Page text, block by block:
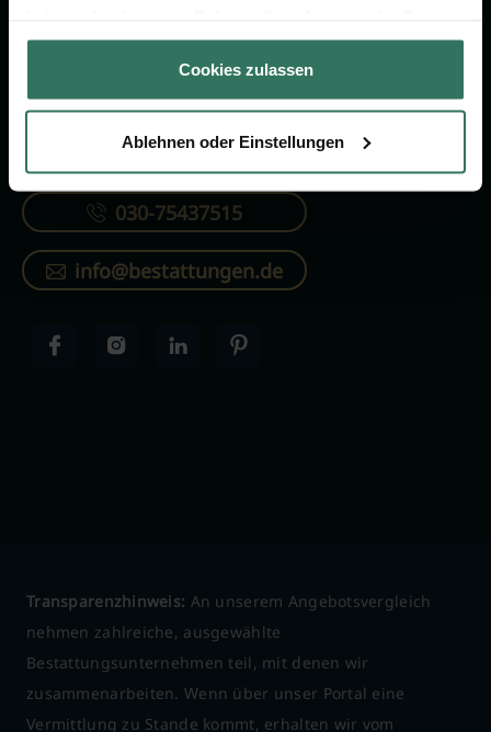
gesammelt haben.
Cookies zulassen
Ablehnen oder Einstellungen
030-75437515
info@bestattungen.de
Transparenzhinweis: An unserem Angebotsvergleich
nehmen zahlreiche, ausgewählte
Bestattungsunternehmen teil, mit denen wir
zusammenarbeiten. Wenn über unser Portal eine
Vermittlung zu Stande kommt, erhalten wir vom